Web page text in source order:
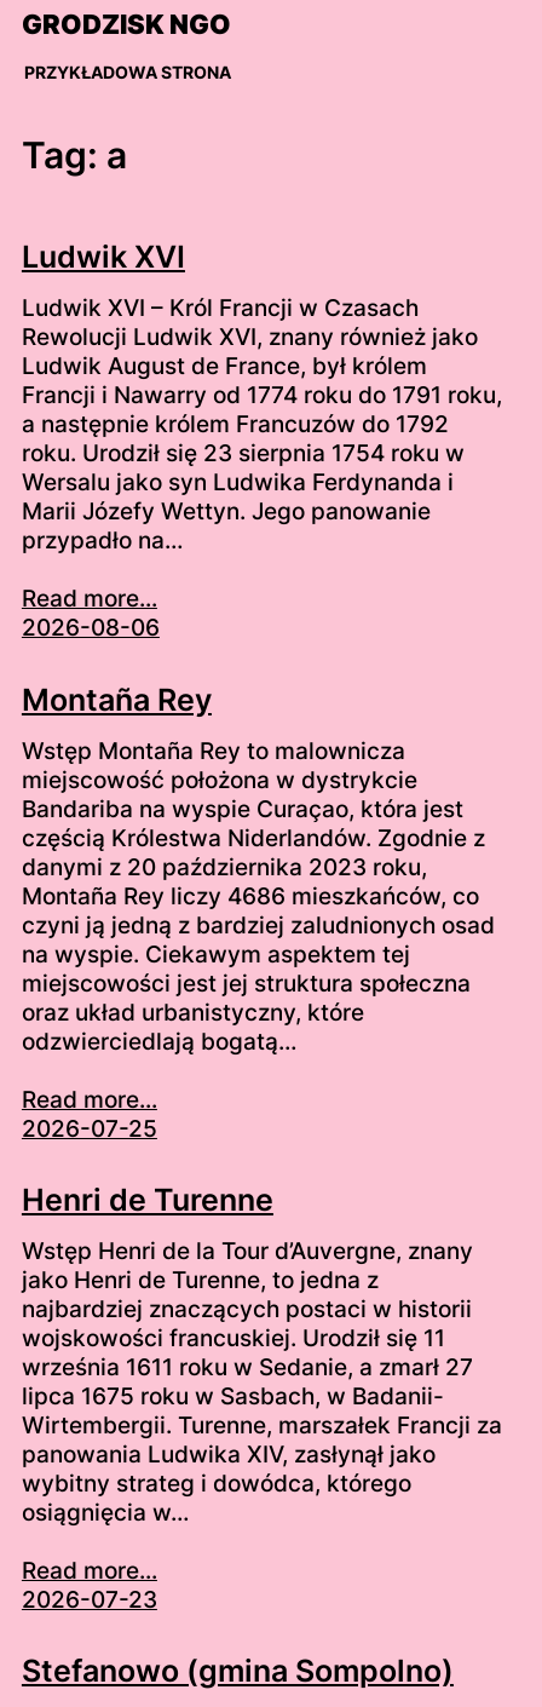
Skip
content
GRODZISK NGO
PRZYKŁADOWA STRONA
Tag: a
Ludwik XVI
Ludwik XVI – Król Francji w Czasach
Rewolucji Ludwik XVI, znany również jako
Ludwik August de France, był królem
Francji i Nawarry od 1774 roku do 1791 roku,
a następnie królem Francuzów do 1792
roku. Urodził się 23 sierpnia 1754 roku w
Wersalu jako syn Ludwika Ferdynanda i
Marii Józefy Wettyn. Jego panowanie
przypadło na…
Read more...
2026-08-06
Montaña Rey
Wstęp Montaña Rey to malownicza
miejscowość położona w dystrykcie
Bandariba na wyspie Curaçao, która jest
częścią Królestwa Niderlandów. Zgodnie z
danymi z 20 października 2023 roku,
Montaña Rey liczy 4686 mieszkańców, co
czyni ją jedną z bardziej zaludnionych osad
na wyspie. Ciekawym aspektem tej
miejscowości jest jej struktura społeczna
oraz układ urbanistyczny, które
odzwierciedlają bogatą…
Read more...
2026-07-25
Henri de Turenne
Wstęp Henri de la Tour d’Auvergne, znany
jako Henri de Turenne, to jedna z
najbardziej znaczących postaci w historii
wojskowości francuskiej. Urodził się 11
września 1611 roku w Sedanie, a zmarł 27
lipca 1675 roku w Sasbach, w Badanii-
Wirtembergii. Turenne, marszałek Francji za
panowania Ludwika XIV, zasłynął jako
wybitny strateg i dowódca, którego
osiągnięcia w…
Read more...
2026-07-23
Stefanowo (gmina Sompolno)